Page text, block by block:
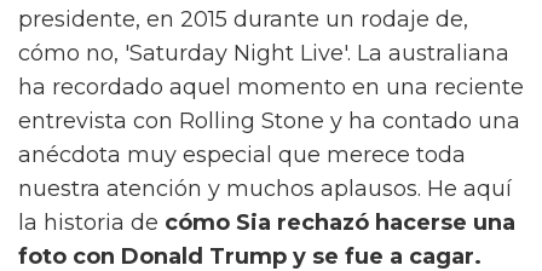
presidente, en 2015 durante un rodaje de,
cómo no, 'Saturday Night Live'. La australiana
ha recordado aquel momento en una reciente
entrevista con Rolling Stone y ha contado una
anécdota muy especial que merece toda
nuestra atención y muchos aplausos. He aquí
la historia de cómo Sia rechazó hacerse una
foto con Donald Trump y se fue a cagar.